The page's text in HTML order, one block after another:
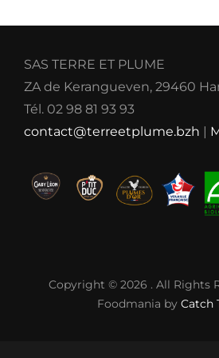
SAS TERRE ET PLUME
ZA de Kerangueven, 29460
Tél. 02 98 81 93 93
contact@terreetplume.bzh |
Copyright © 2026 . All Rights
Foodmania by Catch